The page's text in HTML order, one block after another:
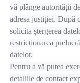
vă plânge autorității
adresa justiției. După
solicita ștergerea
restricționarea
datelor.
Pentru a vă putea
detaliile de contact